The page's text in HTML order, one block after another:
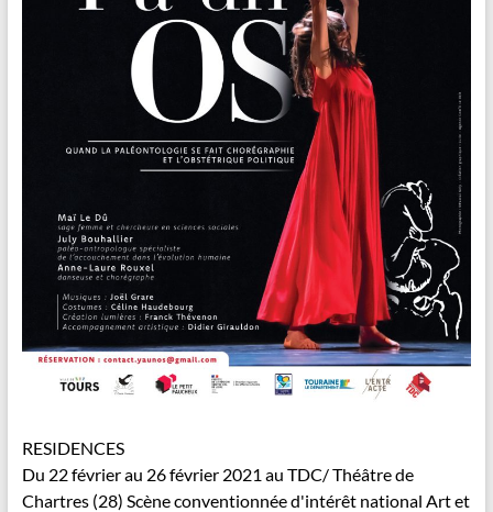
RESIDENCES
Du 22 février au 26 février 2021 au TDC/ Théâtre de
Chartres (28) Scène conventionnée d'intérêt national Art et